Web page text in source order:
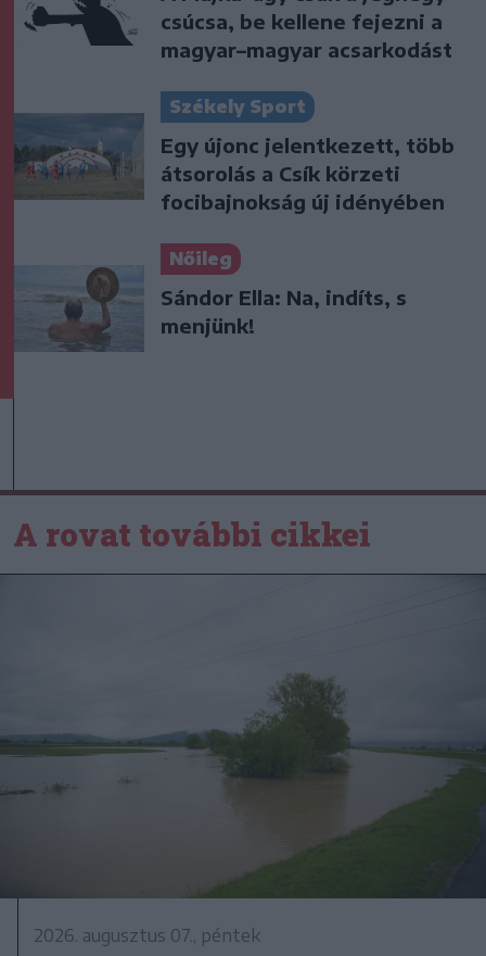
csúcsa, be kellene fejezni a
magyar–magyar acsarkodást
Székely Sport
Egy újonc jelentkezett, több
átsorolás a Csík körzeti
focibajnokság új idényében
Nőileg
Sándor Ella: Na, indíts, s
menjünk!
A rovat további cikkei
2026. augusztus 07., péntek